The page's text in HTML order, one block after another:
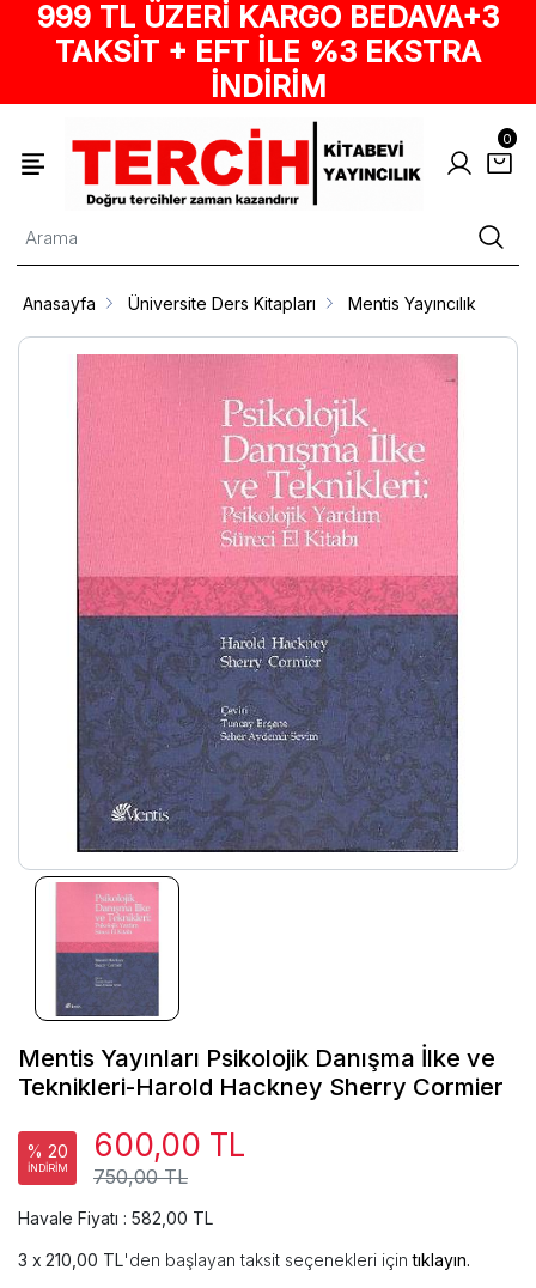
999 TL ÜZERİ KARGO BEDAVA+3
TAKSİT + EFT İLE %3 EKSTRA
İNDİRİM
0
Anasayfa Üniversite Ders Kitapları Mentis Yayıncılık
Mentis Yayınları Psikolojik Danışma İlke ve
Teknikleri-Harold Hackney Sherry Cormier
% 20
İNDİRİM 750,00 TL
600,00 TL
Havale Fiyatı : 582,00 TL
210,00 TL'den başlayan taksit seçenekleri içintıklayın.